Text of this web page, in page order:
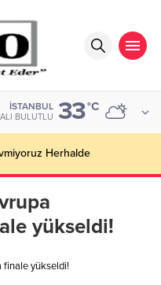
İSTANBUL
BULUTLU 33°C
Herhalde
yükseldi!
finale yükseldi!